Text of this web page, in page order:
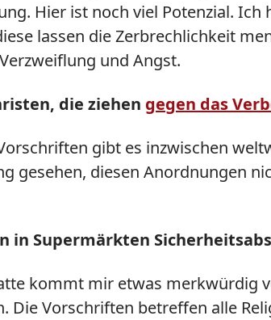
Hier ist noch viel Potenzial.
lassen die Zerbrechlichkeit
und Angst.
die ziehen gegen das
gibt es inzwischen
gesehen, diesen Anordnungen
in Supermärkten
kommt mir etwas merkwürdig
Die Vorschriften betreffen alle